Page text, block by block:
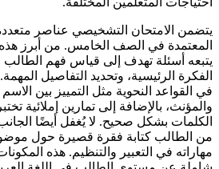
يتضمن الامتحان التشخيصي عناصر
المعتمدة في الصف الخامس. من أبرز
يتبعه أسئلة تهدف إلى قياس فهم
الفكرة الرئيسية، وتحديد التفاصيل
في القواعد النحوية مثل التمييز بين الاسم
والمؤنث، بالإضافة إلى تمارين إملائية
الكلمات بشكل صحيح. لا يُغفل أيضًا
من الطالب كتابة فقرة قصيرة حول
مهاراته في التعبير والتنظيم. هذه